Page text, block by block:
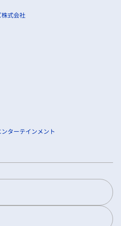
式会社
ターテインメント